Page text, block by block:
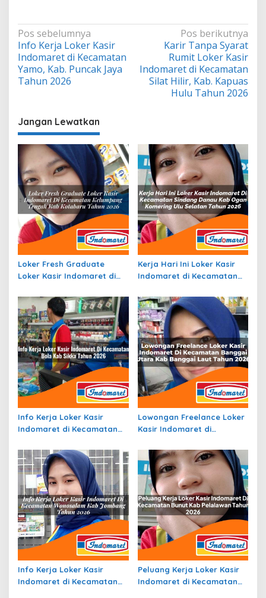
Navigasi
pos
Pos sebelumnya
Info Kerja Loker Kasir
Indomaret di Kecamatan
Yamo, Kab. Puncak Jaya
Tahun 2026
Pos berikutnya
Karir Tanpa Syarat
Rumit Loker Kasir
Indomaret di Kecamatan
Silat Hilir, Kab. Kapuas
Hulu Tahun 2026
Jangan Lewatkan
Loker Fresh Graduate
Loker Kasir Indomaret di
Tengah, Kab. Kotabaru
Tahun 2026
Kerja Hari Ini Loker Kasir
Indomaret di Kecamatan
Komering Ulu Selatan
Tahun 2026
Info Kerja Loker Kasir
Indomaret di Kecamatan
Lowongan Freelance Loker
Kasir Indomaret di
Kab. Banggai Laut Tahun
2026
Info Kerja Loker Kasir
Indomaret di Kecamatan
Peluang Kerja Loker Kasir
Indomaret di Kecamatan